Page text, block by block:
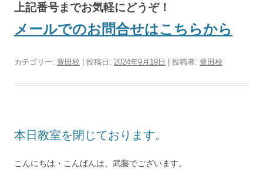
上記番号までお気軽にどうぞ！
メールでのお問合せはこちらから
カテゴリー: 豊田校 | 投稿日: 2024年9月19日 投稿者: 豊田校
本日教室を閉じております。
こんにちは・こんばんは、武藤でございます。